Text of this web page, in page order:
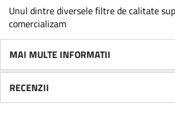
Unul dintre diversele filtre de calitate
comercializam
MAI MULTE INFORMATII
RECENZII